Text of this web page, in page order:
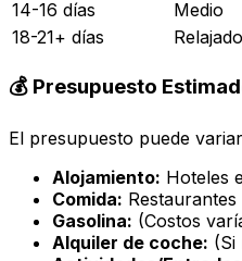
14-16 días Medio
18-21+ días Relajado
💰 Presupuesto
El presupuesto puede
Alojamiento: Hoteles
Comida:
Gasolina: (Costos
Alquiler de coche: (Si